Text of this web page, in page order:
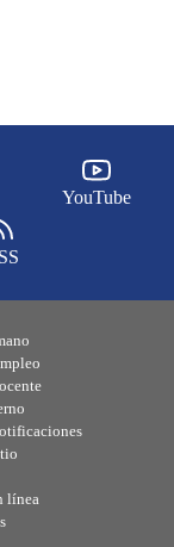
YouTube
línea